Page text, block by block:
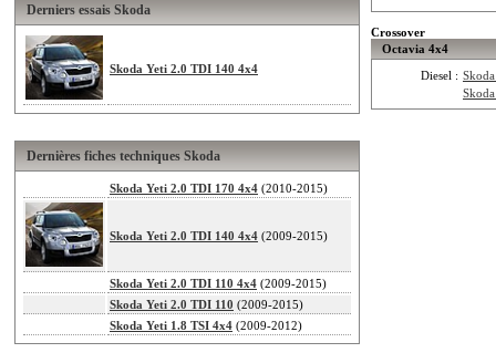
Derniers essais Skoda
Skoda Yeti 2.0 TDI 140 4x4
Dernières fiches techniques Skoda
Skoda Yeti 2.0 TDI 170 4x4 (2010-2015)
Skoda Yeti 2.0 TDI 140 4x4 (2009-2015)
Skoda Yeti 2.0 TDI 110 4x4 (2009-2015)
Skoda Yeti 2.0 TDI 110 (2009-2015)
Skoda Yeti 1.8 TSI 4x4 (2009-2012)
Crossover
Octavia 4x4
Diesel :